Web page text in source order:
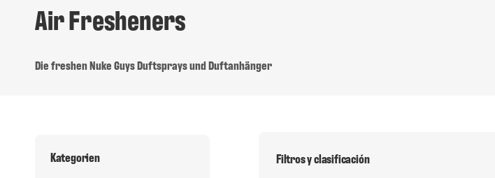
Air Fresheners
Die freshen Nuke Guys Duftsprays und Duftanhänger
Filtros y clasificación
Kategorien